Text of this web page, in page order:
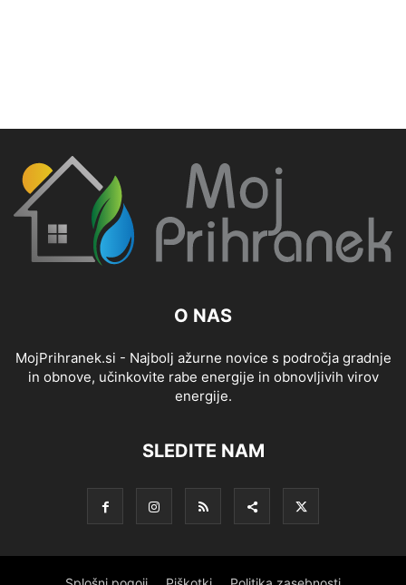
O NAS
MojPrihranek.si - Najbolj ažurne novice s področja gradnje
in obnove, učinkovite rabe energije in obnovljivih virov
energije.
SLEDITE NAM